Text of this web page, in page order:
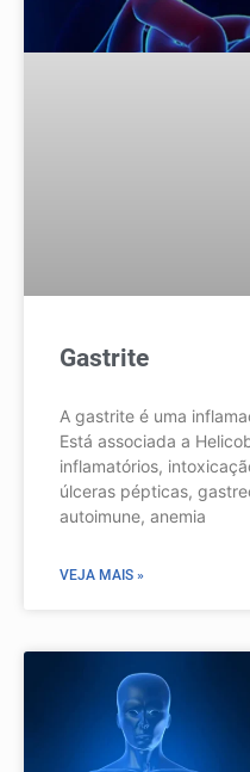
Gastrite
A gastrite é uma
Está associada a
inflamatórios,
úlceras pépticas,
autoimune, anemia
VEJA MAIS »